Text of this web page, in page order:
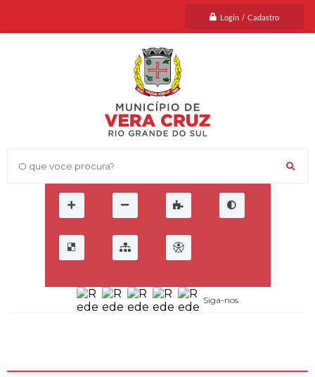
Login / Cadastro
O que voce procura?
Siga-nos